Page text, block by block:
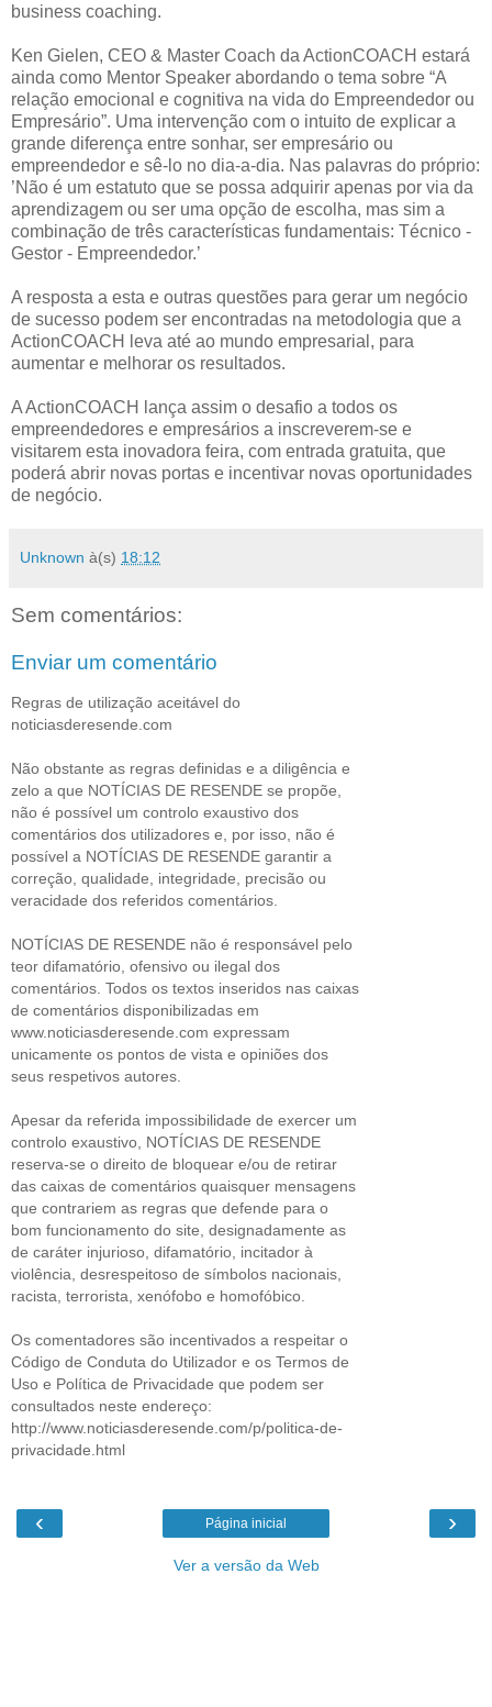
business coaching.
Ken Gielen, CEO & Master Coach da ActionCOACH estará
ainda como Mentor Speaker abordando o tema sobre “A
relação emocional e cognitiva na vida do Empreendedor ou
Empresário”. Uma intervenção com o intuito de explicar a
grande diferença entre sonhar, ser empresário ou
empreendedor e sê-lo no dia-a-dia. Nas palavras do próprio:
’Não é um estatuto que se possa adquirir apenas por via da
aprendizagem ou ser uma opção de escolha, mas sim a
combinação de três características fundamentais: Técnico -
Gestor - Empreendedor.’
A resposta a esta e outras questões para gerar um negócio
de sucesso podem ser encontradas na metodologia que a
ActionCOACH leva até ao mundo empresarial, para
aumentar e melhorar os resultados.
A ActionCOACH lança assim o desafio a todos os
empreendedores e empresários a inscreverem-se e
visitarem esta inovadora feira, com entrada gratuita, que
poderá abrir novas portas e incentivar novas oportunidades
de negócio.
Unknown à(s) 18:12
Sem comentários:
Enviar um comentário
Regras de utilização aceitável do
noticiasderesende.com
Não obstante as regras definidas e a diligência e
zelo a que NOTÍCIAS DE RESENDE se propõe,
não é possível um controlo exaustivo dos
comentários dos utilizadores e, por isso, não é
possível a NOTÍCIAS DE RESENDE garantir a
correção, qualidade, integridade, precisão ou
veracidade dos referidos comentários.
NOTÍCIAS DE RESENDE não é responsável pelo
teor difamatório, ofensivo ou ilegal dos
comentários. Todos os textos inseridos nas caixas
de comentários disponibilizadas em
www.noticiasderesende.com expressam
unicamente os pontos de vista e opiniões dos
seus respetivos autores.
Apesar da referida impossibilidade de exercer um
controlo exaustivo, NOTÍCIAS DE RESENDE
reserva-se o direito de bloquear e/ou de retirar
das caixas de comentários quaisquer mensagens
que contrariem as regras que defende para o
bom funcionamento do site, designadamente as
de caráter injurioso, difamatório, incitador à
violência, desrespeitoso de símbolos nacionais,
racista, terrorista, xenófobo e homofóbico.
Os comentadores são incentivados a respeitar o
Código de Conduta do Utilizador e os Termos de
Uso e Política de Privacidade que podem ser
consultados neste endereço:
http://www.noticiasderesende.com/p/politica-de-
privacidade.html
‹ ›
Página inicial
Ver a versão da Web